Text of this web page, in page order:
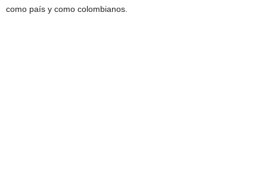
como país y como colombianos.